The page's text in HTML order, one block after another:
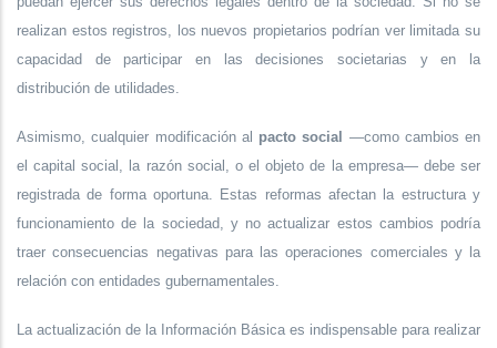
realizan estos registros, los nuevos propietarios podrían ver limitada su
capacidad de participar en las decisiones societarias y en la
distribución de utilidades.
Asimismo, cualquier modificación al pacto social —como cambios en
el capital social, la razón social, o el objeto de la empresa— debe ser
registrada de forma oportuna. Estas reformas afectan la estructura y
funcionamiento de la sociedad, y no actualizar estos cambios podría
traer consecuencias negativas para las operaciones comerciales y la
relación con entidades gubernamentales.
La actualización de la Información Básica es indispensable para realizar